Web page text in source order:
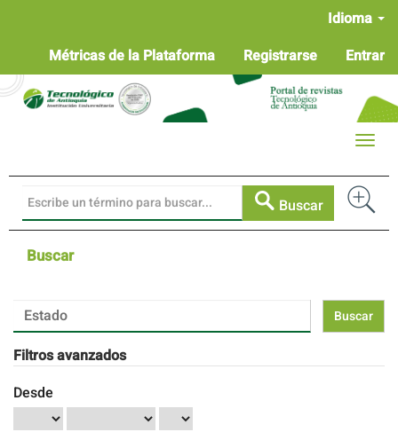
Contenido
principal
Barra
lateral
Idioma
Métricas de la Plataforma
Registrarse Entrar
Buscar
Toggle
Buscar
Buscar
artículos
por
Filtros avanzados
Desde